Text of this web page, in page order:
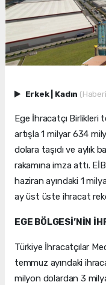
Erkek Kadın
Ege İhracatçı Birlikleri
artışla 1 milyar 634
dolara taşıdı ve aylık
rakamına imza attı.
haziran ayındaki 1
ay üst üste ihracat
EGE BÖLGESİ’NİN
Türkiye İhracatçılar
temmuz ayındaki
milyon dolardan 3